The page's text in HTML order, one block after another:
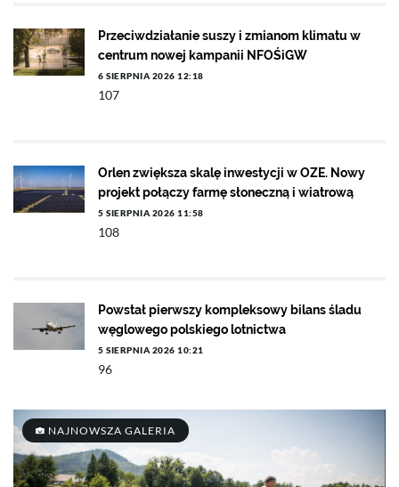
Przeciwdziałanie suszy i zmianom klimatu w
centrum nowej kampanii NFOŚiGW
6 SIERPNIA 2026 12:18
107
Orlen zwiększa skalę inwestycji w OZE. Nowy
projekt połączy farmę słoneczną i wiatrową
5 SIERPNIA 2026 11:58
108
Powstał pierwszy kompleksowy bilans śladu
węglowego polskiego lotnictwa
5 SIERPNIA 2026 10:21
96
NAJNOWSZA GALERIA